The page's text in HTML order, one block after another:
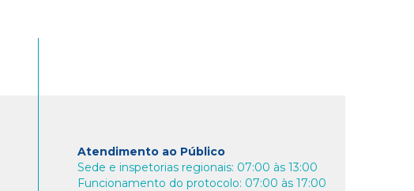
Atendimento ao Público
Sede e inspetorias regionais: 07:00 às 13:00
Funcionamento do protocolo: 07:00 às 17:00